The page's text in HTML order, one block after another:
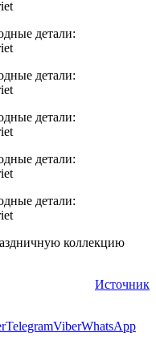
коллекцию
Источник
TelegramViberWhatsApp